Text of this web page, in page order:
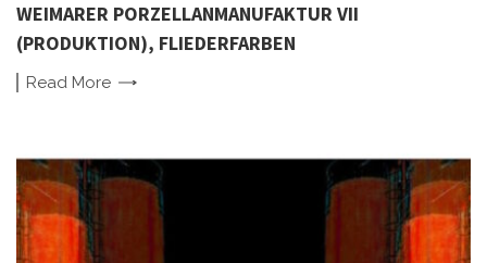
WEIMARER PORZELLANMANUFAKTUR VII
(PRODUKTION), FLIEDERFARBEN
Read More